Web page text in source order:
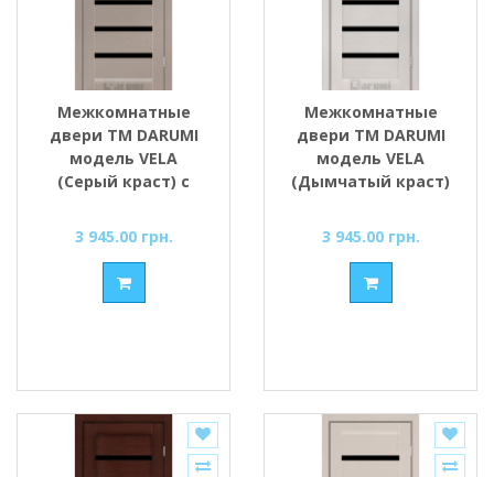
Межкомнатные
двери ТМ DARUMI
модель VELA
(Серый краст) с
3 945.00 грн.
Межкомнатные
двери ТМ DARUMI
модель VELA
(Дымчатый краст)
3 945.00 грн.